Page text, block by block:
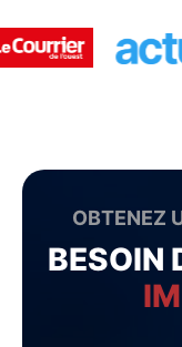
OBTENEZ
BESOIN